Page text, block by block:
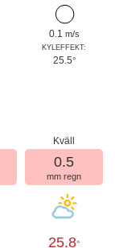
0.1 m/s
KYLEFFEKT:
25.5°
Kväll
0.5
mm regn
25.8°